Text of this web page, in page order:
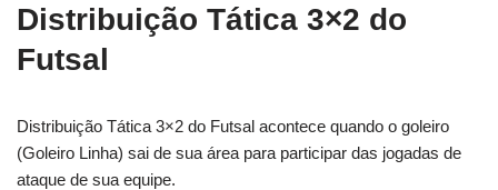
Distribuição Tática 3×2 do
Futsal
Distribuição Tática 3×2 do Futsal acontece quando o goleiro
(Goleiro Linha) sai de sua área para participar das jogadas de
ataque de sua equipe.